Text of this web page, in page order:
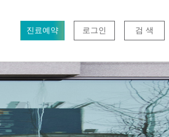
진료예약 로그인 검 색